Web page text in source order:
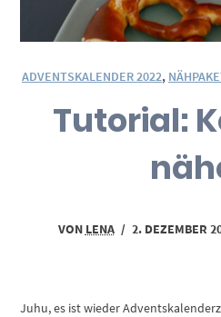
ADVENTSKALENDER 2022,
Tutorial:
VON LENA / 2. DEZEMBER
Juhu, es ist wieder